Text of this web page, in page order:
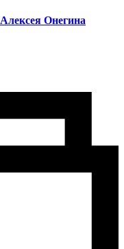
Алексея Онегина